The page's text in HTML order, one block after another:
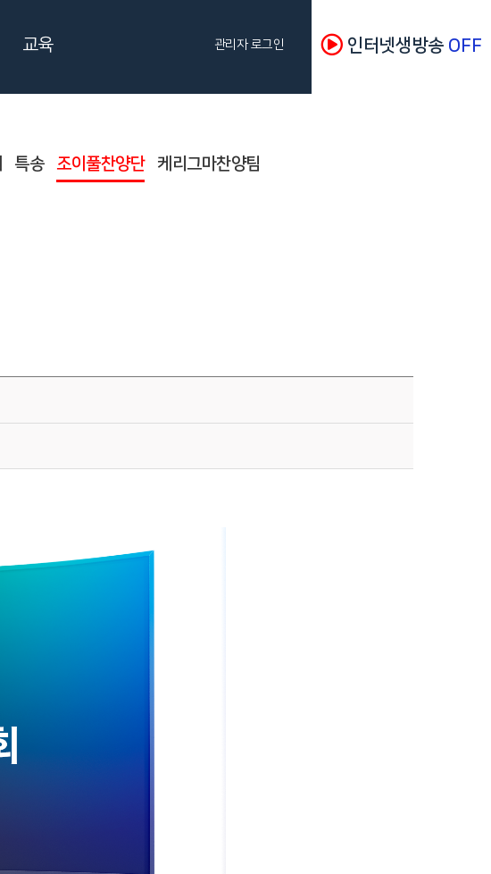
특송 조이풀찬양단 케리그마찬양팀
교육 관리자 로그인 인터넷생방송 OFF